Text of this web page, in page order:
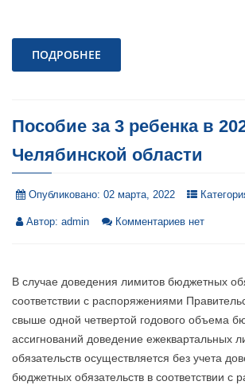
ПОДРОБНЕЕ
Пособие за 3 ребенка в
Челябинской области
Опубликовано: 02 марта, 2022
Автор: admin Комментариев нет
В случае доведения лимитов бюджетных
соответствии с распоряжениями
свыше одной четвертой годового объема
ассигнований доведение ежеквартальных
обязательств осуществляется без учета
бюджетных обязательств в соответствии с